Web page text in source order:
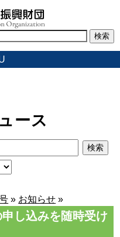
ース
» お知らせ »
し込みを随時受け